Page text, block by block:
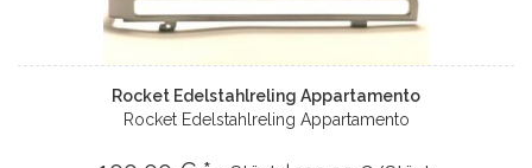
Rocket Edelstahlreling Appartamento
Rocket Edelstahlreling Appartamento